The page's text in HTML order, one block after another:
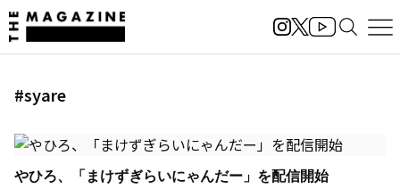
#syare
やひろ、「まけずぎらいにゃんだー」を配信開始